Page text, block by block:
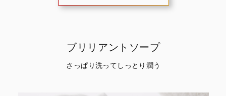
ブリリアントソープ
さっぱり洗ってしっとり潤う